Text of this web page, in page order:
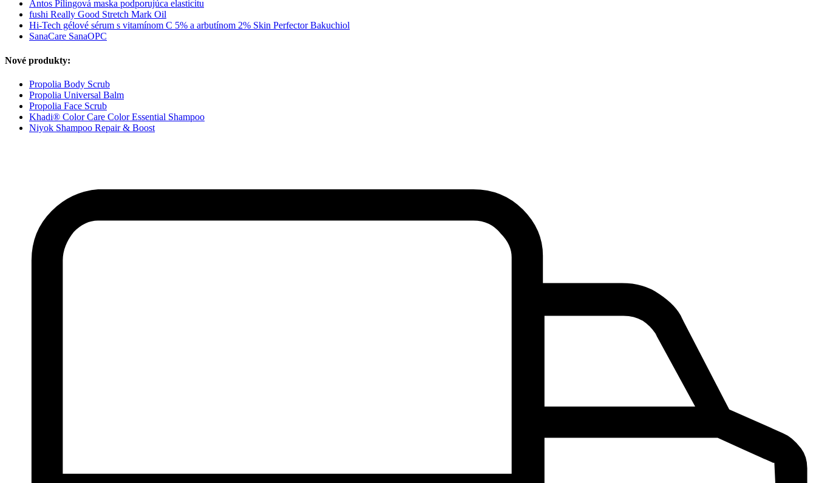
Antos Pílingová maska podporujúca elasticitu
fushi Really Good Stretch Mark Oil
Hi-Tech gélové sérum s vitamínom C 5% a arbutínom 2% Skin Perfector Bakuchiol
SanaCare SanaOPC
Nové produkty:
Propolia Body Scrub
Propolia Universal Balm
Propolia Face Scrub
Khadi® Color Care Color Essential Shampoo
Niyok Shampoo Repair & Boost